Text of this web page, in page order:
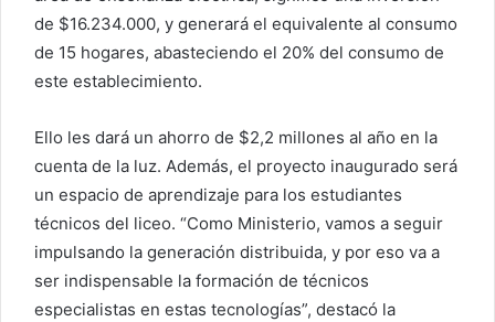
de $16.234.000, y generará el equivalente al consumo
de 15 hogares, abasteciendo el 20% del consumo de
este establecimiento.
Ello les dará un ahorro de $2,2 millones al año en la
cuenta de la luz. Además, el proyecto inaugurado será
un espacio de aprendizaje para los estudiantes
técnicos del liceo. “Como Ministerio, vamos a seguir
impulsando la generación distribuida, y por eso va a
ser indispensable la formación de técnicos
especialistas en estas tecnologías”, destacó la